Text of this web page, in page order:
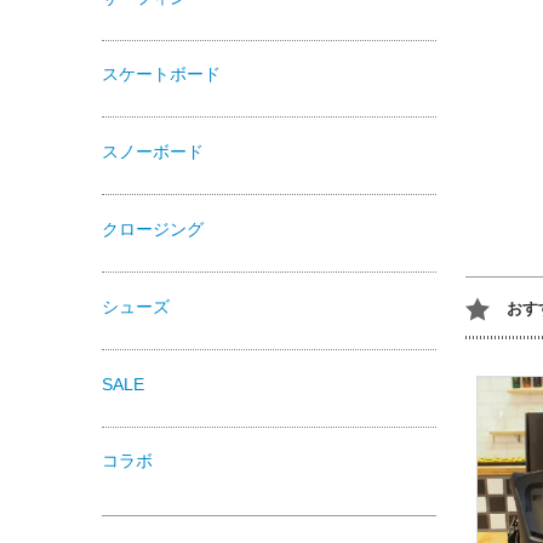
おす
スケートボード
スノーボード
クロージング
シューズ
SALE
コラボ